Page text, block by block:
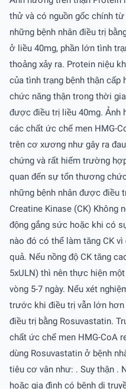
thử và có nguồn gốc chính
những bệnh nhân điều trị
ở liều 40mg, phần lớn tình
thoảng xảy ra. Protein niệu
của tình trạng bệnh thận cấp
chức năng thận trong thời
được điều trị liều 40mg. Ảnh
các chất ức chế men HMG-
trên cơ xương như gây ra
chứng và rất hiếm trường
quan đến sự tổn thương
những bệnh nhân được điều
Creatine Kinase (CK) Không
động gắng sức hoặc khi có
nào đó có thể làm tăng CK
quả. Nếu nồng độ CK tăng
5xULN) thì nên thực hiện
vòng 5-7 ngày. Nếu xét
trước khi điều trị vẫn lớn hơn
điều trị bằng Rosuvastatin.
chất ức chế men HMG-CoA
dùng Rosuvastatin ở bệnh
tiêu cơ vân như: . Suy thận .
hoặc gia đình có bệnh di